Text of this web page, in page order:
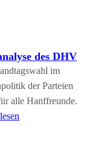
des DHV
im
der Parteien
alle Hanffreunde.